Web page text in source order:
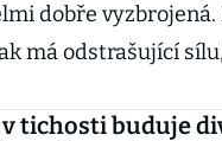
dobře vyzbrojená.
má odstrašující
tichosti buduje